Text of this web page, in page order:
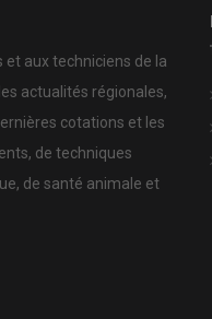
et aux techniciens de la
actualités régionales,
cotations et les
de techniques
de santé animale et